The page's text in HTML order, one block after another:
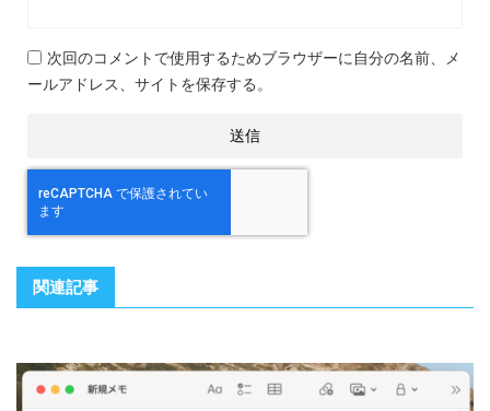
次回のコメントで使用するためブラウザーに自分の名前、メ
ールアドレス、サイトを保存する。
関連記事